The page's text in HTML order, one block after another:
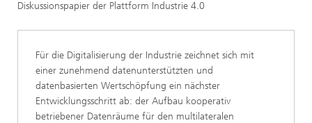
Diskussionspapier der Plattform Industrie 4.0
Für die Digitalisierung der Industrie zeichnet sich mit
einer zunehmend datenunterstützten und
datenbasierten Wertschöpfung ein nächster
Entwicklungsschritt ab: der Aufbau kooperativ
betriebener Datenräume für den multilateralen